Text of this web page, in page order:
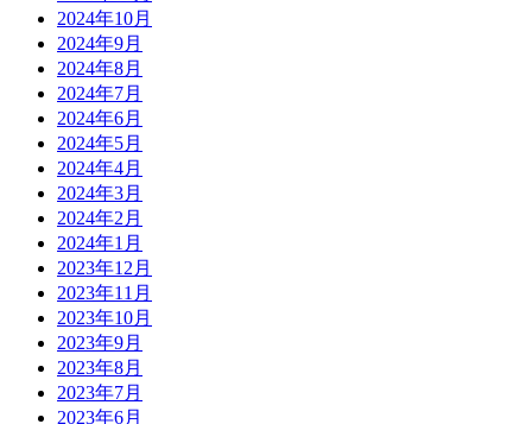
2024年10月
2024年9月
2024年8月
2024年7月
2024年6月
2024年5月
2024年4月
2024年3月
2024年2月
2024年1月
2023年12月
2023年11月
2023年10月
2023年9月
2023年8月
2023年7月
2023年6月